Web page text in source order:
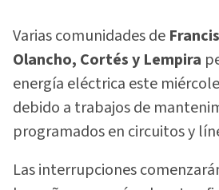
Varias comunidades de
Olancho, Cortés y Lempira
energía eléctrica este
debido a trabajos de
programados en circuitos y
Las interrupciones